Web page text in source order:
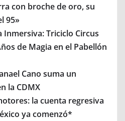
con broche de oro, su
95»
Inmersiva: Triciclo Circus
de Magia en el Pabellón
Cano suma un
la CDMX
la cuenta regresiva
ya comenzó*